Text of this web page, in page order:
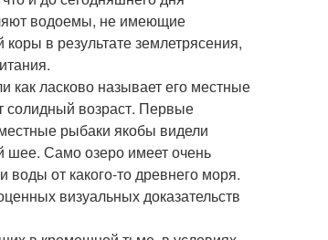
водоемы, не имеющие
в результате землетрясения,
как ласково называет его местные
солидный возраст. Первые
рыбаки якобы видели
шее. Само озеро имеет очень
воды от какого-то древнего моря.
визуальных доказательств